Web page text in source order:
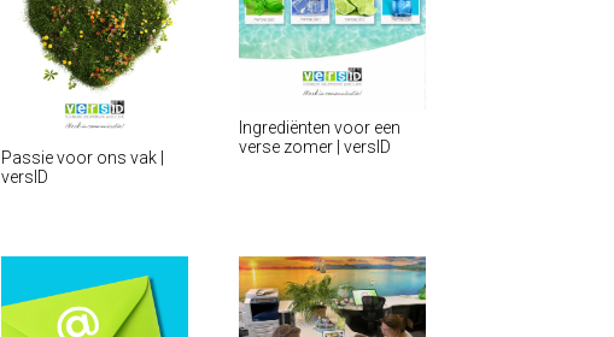
Passie voor ons vak |
versID
Ingrediënten voor een
verse zomer | versID